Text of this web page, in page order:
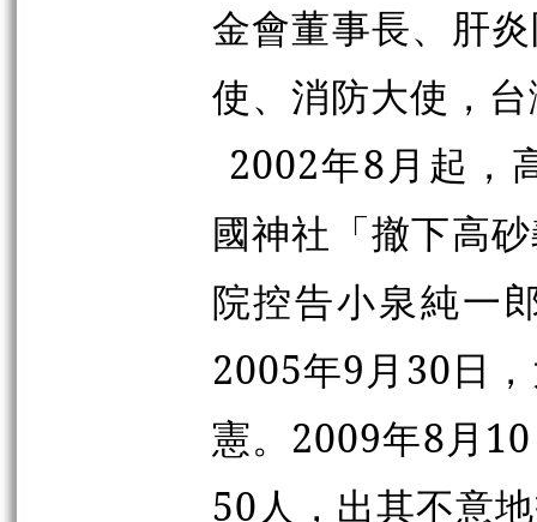
金會董事長、肝
使、消防大使，
2002年8月起，
國神社「撤下高
院控告小泉純一
2005年9月30日
憲。2009年8月
50人，出其不意